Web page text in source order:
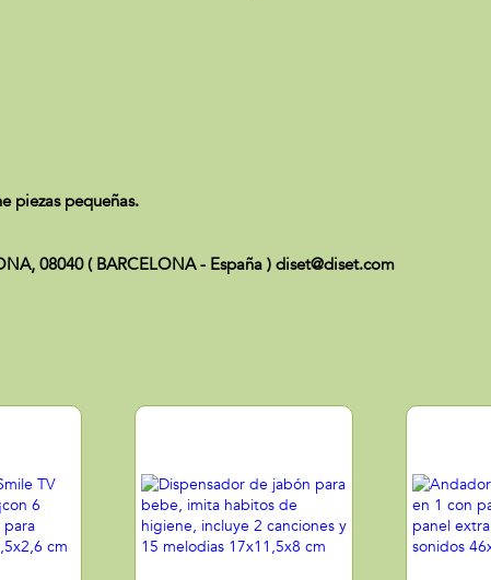
piezas pequeñas.
08040 ( BARCELONA - España ) diset@diset.com